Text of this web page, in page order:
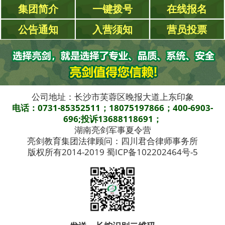
集团简介 一键拨号
在线报名
公告通知
入营须知 营员投票
公司地址：长沙市芙蓉区晚报大道上东印象
电话：0731-85352511；18075197866；400-6903-
696;投诉13688118691；
湖南亮剑军事夏令营
亮剑教育集团法律顾问：四川君合律师事务所
版权所有2014-2019 蜀ICP备102202464号-5